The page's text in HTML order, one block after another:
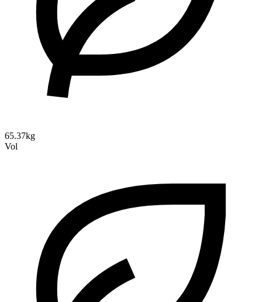
65.37kg
Vol